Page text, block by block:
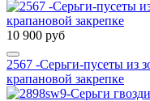
10 900 руб
2567 -Серьги-пусеты из
крапановой закрепке